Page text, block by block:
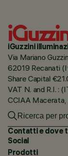
iGuzzini
Via Mariano
62019 Recanati
Share Capital
VAT N. and R.I. :
CCIAA Macerata,
Contatti e dove
Social
Prodotti